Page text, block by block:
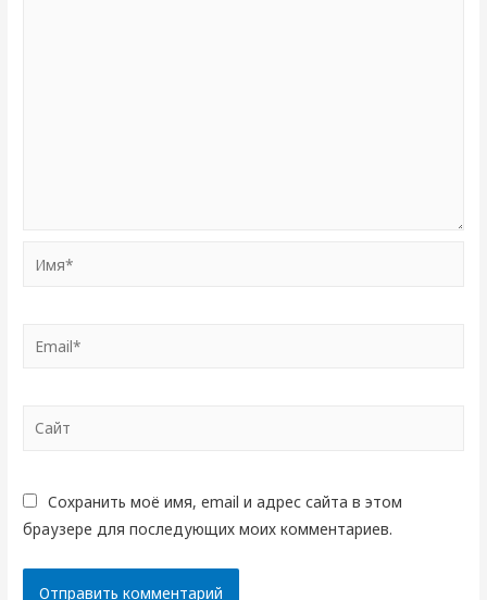
Email*
Сайт
Сохранить моё имя, email и адрес сайта в этом
браузере для последующих моих комментариев.